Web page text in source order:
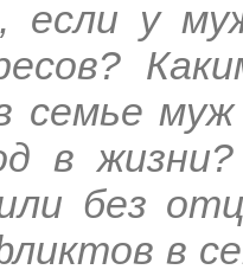
если у
семье
в
без
в